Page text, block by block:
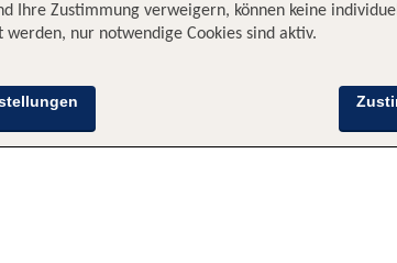
Lage Bewertungen
Ihre Zustimmung verweigern, können keine
nur notwendige Cookies sind aktiv.